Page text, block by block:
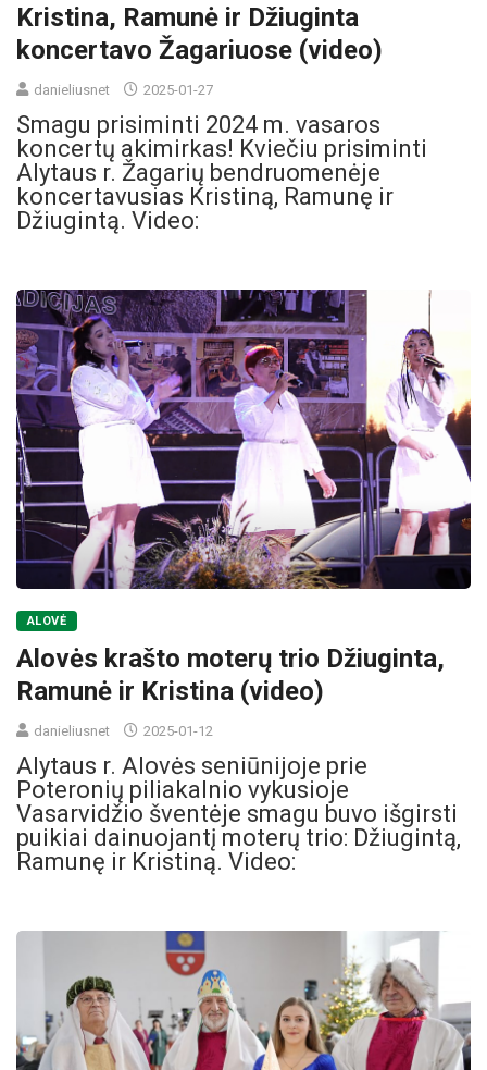
Kristina, Ramunė ir Džiuginta
koncertavo Žagariuose (video)
danieliusnet 2025-01-27
Smagu prisiminti 2024 m. vasaros
koncertų akimirkas! Kviečiu prisiminti
Alytaus r. Žagarių bendruomenėje
koncertavusias Kristiną, Ramunę ir
Džiugintą. Video:
ALOVĖ
Alovės krašto moterų trio Džiuginta,
Ramunė ir Kristina (video)
danieliusnet 2025-01-12
Alytaus r. Alovės seniūnijoje prie
Poteronių piliakalnio vykusioje
Vasarvidžio šventėje smagu buvo išgirsti
puikiai dainuojantį moterų trio: Džiugintą,
Ramunę ir Kristiną. Video: